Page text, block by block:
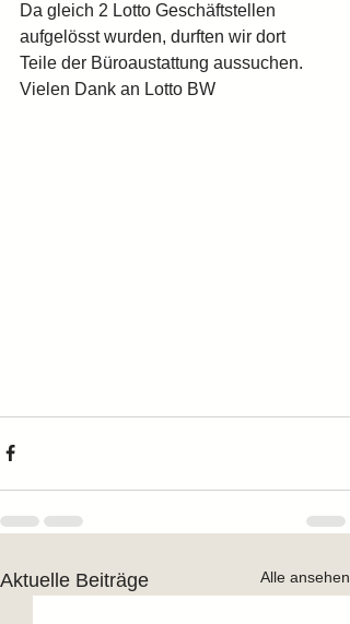
Da gleich 2 Lotto Geschäftstellen
aufgelösst wurden, durften wir dort
Teile der Büroaustattung aussuchen.
Vielen Dank an Lotto BW
Aktuelle Beiträge Alle ansehen